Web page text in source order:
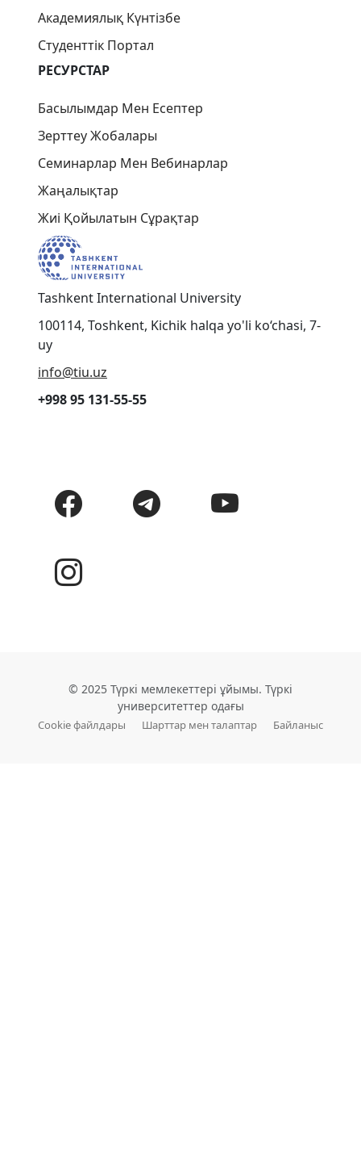
Академиялық Күнтізбе
Студенттік Портал
РЕСУРСТАР
Басылымдар Мен Есептер
Зерттеу Жобалары
Семинарлар Мен Вебинарлар
Жаңалықтар
Жиі Қойылатын Сұрақтар
Tashkent International University
100114, Toshkent, Kichik halqa yo'li ko‘chasi, 7-
uy
info@tiu.uz
+998 95 131-55-55
© 2025 Түркі мемлекеттері ұйымы. Түркі
университеттер одағы
Cookie файлдары Шарттар мен талаптар Байланыс